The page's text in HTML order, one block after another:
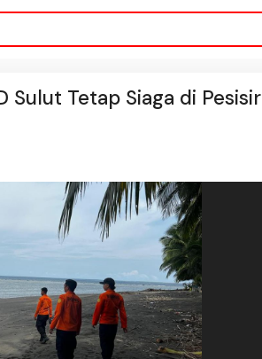
Sulut Tetap Siaga di Pesisir